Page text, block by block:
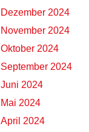
Dezember 2024
November 2024
Oktober 2024
September 2024
Juni 2024
Mai 2024
April 2024